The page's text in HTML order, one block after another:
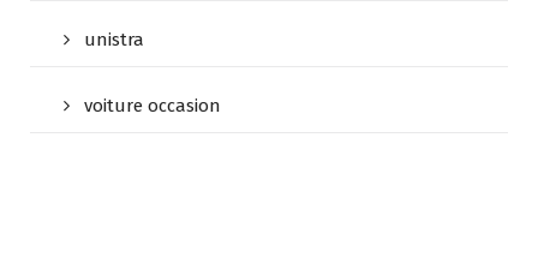
unistra
voiture occasion